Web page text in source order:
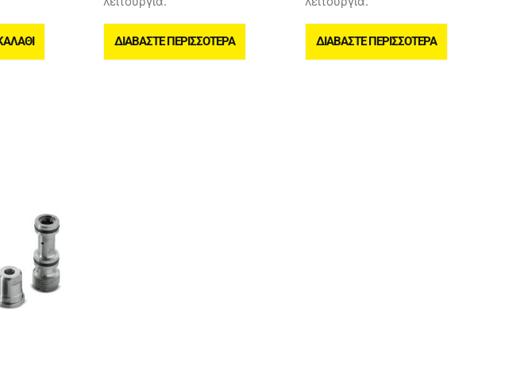
ΔΙΑΒΆΣΤΕ ΠΕΡΙΣΣΌΤΕΡΑ ΔΙΑΒΆΣΤΕ ΠΕΡΙΣΣΌΤΕΡΑ